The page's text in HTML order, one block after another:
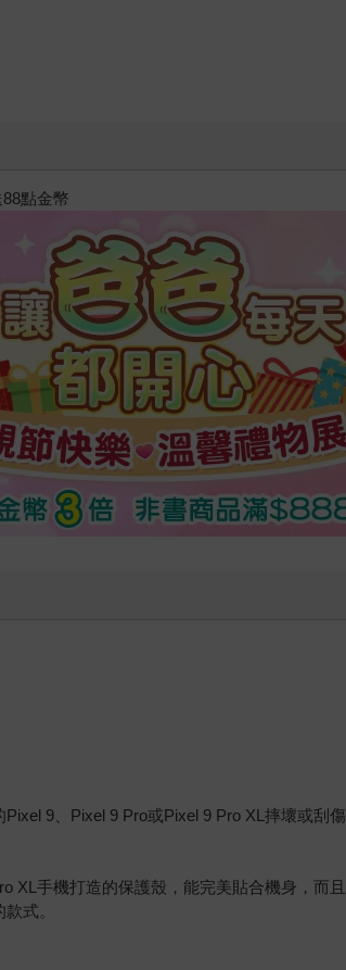
點金幣
9、Pixel 9 Pro或Pixel 9 Pro XL摔壞或刮傷
XL手機打造的保護殼，能完美貼合機身，
式。